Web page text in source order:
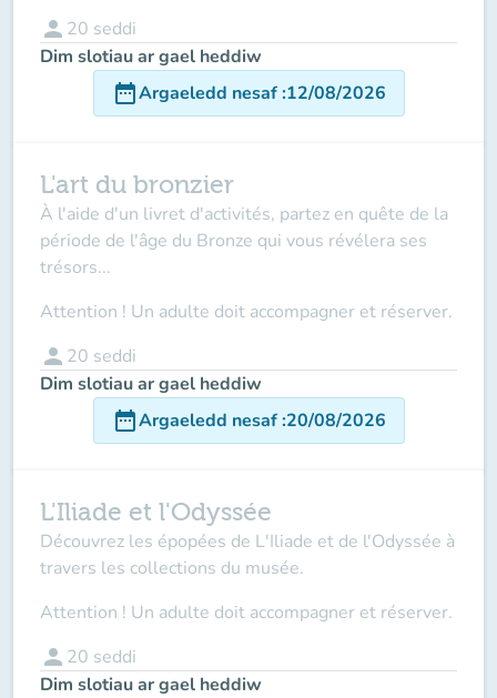
person 20 seddi
Dim slotiau ar gael heddiw
date_rangeArgaeledd nesaf:12/08/2026
L'art du bronzier
À l'aide d'un livret d'activités, partez en quête de la
période de l'âge du Bronze qui vous révélera ses
trésors...
Attention ! Un adulte doit accompagner et réserver.
person 20 seddi
Dim slotiau ar gael heddiw
date_rangeArgaeledd nesaf:20/08/2026
L'Iliade et l'Odyssée
Découvrez les épopées de L'Iliade et de l'Odyssée à
travers les collections du musée.
Attention ! Un adulte doit accompagner et réserver.
person 20 seddi
Dim slotiau ar gael heddiw